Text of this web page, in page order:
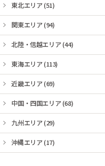
東北エリア (51)
関東エリア (94)
北陸・信越エリア (44)
東海エリア (113)
近畿エリア (69)
中国・四国エリア (68)
九州エリア (29)
沖縄エリア (17)